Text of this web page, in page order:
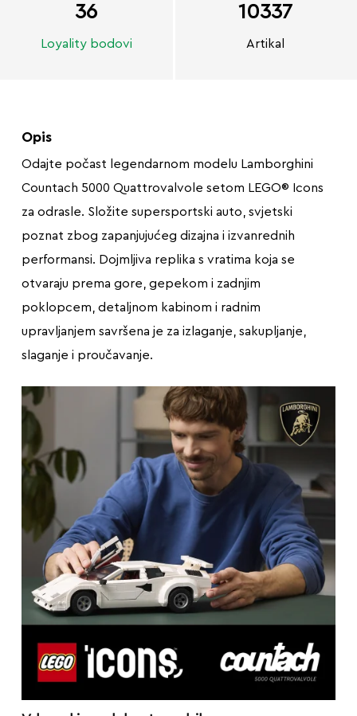
36
Loyality bodovi
10337
Artikal
Opis
Odajte počast legendarnom modelu Lamborghini
Countach 5000 Quattrovalvole setom LEGO® Icons
za odrasle. Složite supersportski auto, svjetski
poznat zbog zapanjujućeg dizajna i izvanrednih
performansi. Dojmljiva replika s vratima koja se
otvaraju prema gore, gepekom i zadnjim
poklopcem, detaljnom kabinom i radnim
upravljanjem savršena je za izlaganje, sakupljanje,
slaganje i proučavanje.